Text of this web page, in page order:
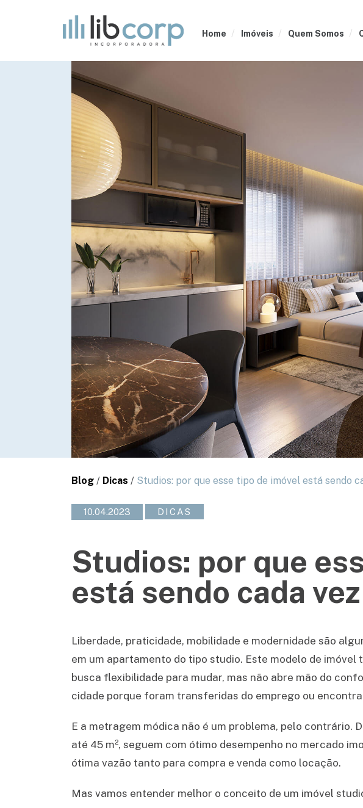
Home Imóveis Quem Somos
Blog / Dicas / Studios: por que esse tipo de imóvel está sendo
10.04.2023 DICAS
Studios: por que
está sendo cada
Liberdade, praticidade, mobilidade e modernidade são
em um apartamento do tipo studio. Este modelo de imóvel
busca flexibilidade para mudar, mas não abre mão do
cidade porque foram transferidas do emprego ou
E a metragem módica não é um problema, pelo contrário.
até 45 m², seguem com ótimo desempenho no mercado
ótima vazão tanto para compra e venda como locação.
Mas vamos entender melhor o conceito de um imóvel